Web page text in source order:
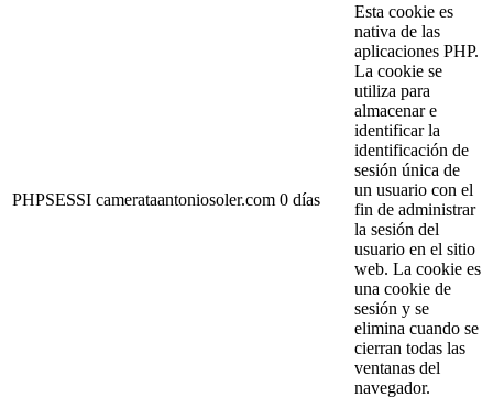
PHPSESSI camerataantoniosoler.com 0 días
Esta cookie es
nativa de las
aplicaciones PHP.
La cookie se
utiliza para
almacenar e
identificar la
identificación de
sesión única de
un usuario con el
fin de administrar
la sesión del
usuario en el sitio
web. La cookie es
una cookie de
sesión y se
elimina cuando se
cierran todas las
ventanas del
navegador.